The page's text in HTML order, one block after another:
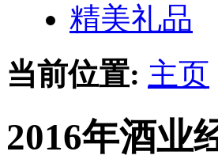
精美礼品
当前位置: 主页
2016年酒业